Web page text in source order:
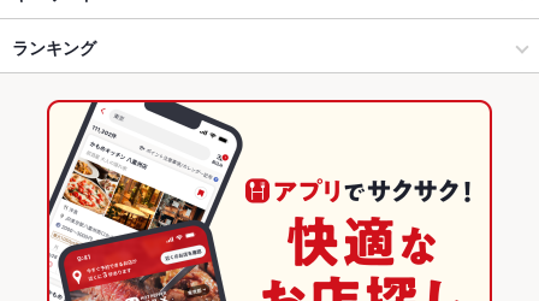
金沢(片町･香林坊･にし茶屋周辺) × 洋・和洋・各国料理・その他
野町駅 × 居酒屋
野町駅 × 洋・和洋・各国料理・その他
片町 × 洋・和洋・各国料理・その他
石川 × 居酒屋
石川 × 洋・和洋・各国料理・その他
からあげ
ペペロンチーノ ボロネーゼ ピザ
ランキング
石川のグルメランキング
石川の居酒屋ランキング
金沢(片町･香林坊･にし茶屋周辺)のグルメランキング
金沢(片町･香林坊･にし茶屋周辺)の居酒屋ランキング